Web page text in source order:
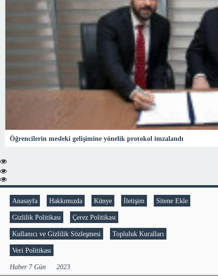
Öğrencilerin mesleki gelişimine yönelik protokol imzalandı
Anasayfa Hakkımızda Künye İletişim Sitene Ekle
Gizlilik Politikası Çerez Politikası
Kullanıcı ve Gizlilik Sözleşmesi Topluluk Kuralları
Veri Politikası
Haber 7 Gün © 2023